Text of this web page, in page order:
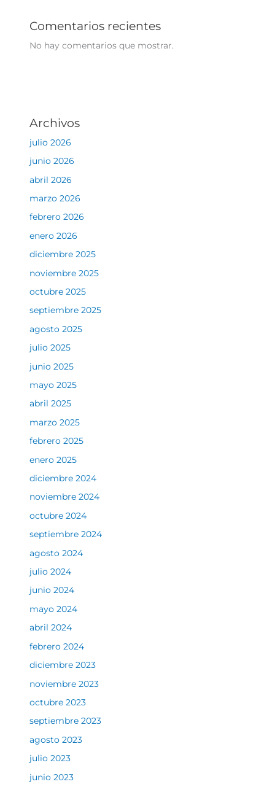
Comentarios recientes
No hay comentarios que mostrar.
Archivos
julio 2026
junio 2026
abril 2026
marzo 2026
febrero 2026
enero 2026
diciembre 2025
noviembre 2025
octubre 2025
septiembre 2025
agosto 2025
julio 2025
junio 2025
mayo 2025
abril 2025
marzo 2025
febrero 2025
enero 2025
diciembre 2024
noviembre 2024
octubre 2024
septiembre 2024
agosto 2024
julio 2024
junio 2024
mayo 2024
abril 2024
febrero 2024
diciembre 2023
noviembre 2023
octubre 2023
septiembre 2023
agosto 2023
julio 2023
junio 2023